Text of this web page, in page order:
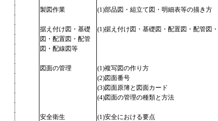
製図作業 (1)部品図・組立て図・明細表等の描き方
据え付け図・基礎
(1)据え付け図・基礎図・配置図・配管図
図・配置図・配管
図・配線図等
図面の管理
(1)複写図の作り方
(2)図面番号
(3)図面原簿と図面カード
(4)図面の管理の種類と方法
安全衛生
(1)安全における要点